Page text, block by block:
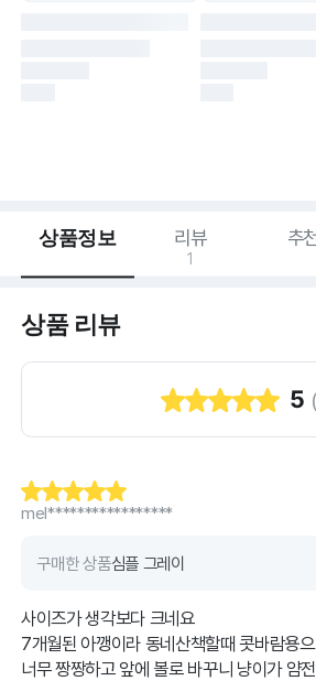
상품정보 리뷰
1
추
상품 리뷰
5
mel*****************
구매한 상품심플 그레이
사이즈가 생각보다 크네요
7개월된 아깽이라 동네산책할때 콧바람용
너무 짱짱하고 앞에 볼로 바꾸니 냥이가 얌